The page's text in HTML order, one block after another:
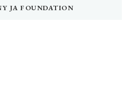
JA FOUNDATION